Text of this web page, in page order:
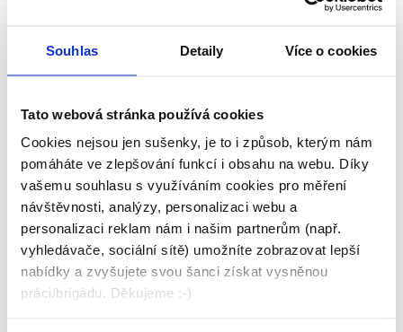
Souhlas Detaily Více o cookies
Tato webová stránka používá cookies
Cookies nejsou jen sušenky, je to i způsob, kterým nám
pomáháte ve zlepšování funkcí i obsahu na webu. Díky
vašemu souhlasu s využíváním cookies pro měření
návštěvnosti, analýzy, personalizaci webu a
personalizaci reklam nám i našim partnerům (např.
vyhledávače, sociální sítě) umožníte zobrazovat lepší
nabídky a zvyšujete svou šanci získat vysněnou
práci/brigádu. Děkujeme :-)